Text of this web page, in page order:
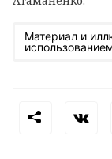
Материал и